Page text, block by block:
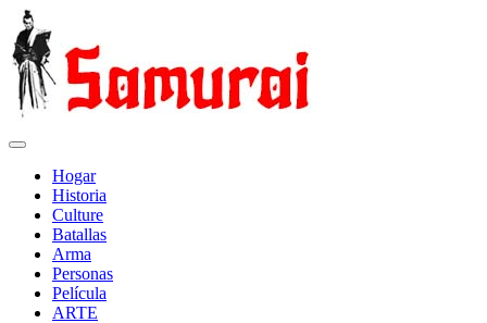
Hogar
Historia
Сulture
Batallas
Arma
Personas
Película
ARTE